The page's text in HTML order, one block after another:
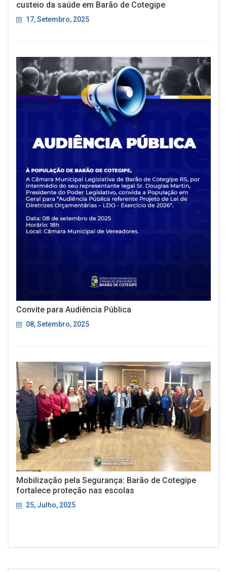
custeio da saúde em Barão de Cotegipe
17, Setembro, 2025
Convite para Audiência Pública
08, Setembro, 2025
Mobilização pela Segurança: Barão de Cotegipe
fortalece proteção nas escolas
25, Julho, 2025